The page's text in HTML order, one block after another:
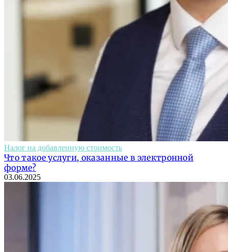
Налог на добавленную стоимость
Что такое услуги, оказанные в электронной
форме?
03.06.2025